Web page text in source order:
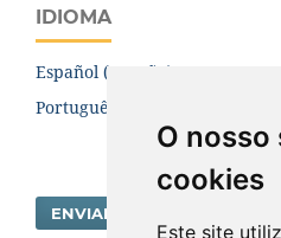
O nosso
cookies
Este site
IDIOMA
Español (España)
Português (Brasil)
ENVIAR SUBMISSÃO